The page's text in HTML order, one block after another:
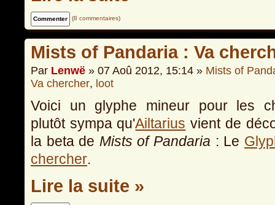
(8 commentaires)
Mists of Pandaria : Va
Par Lenwë » 07 Aoû 2012, 15:14 » Mists of
Va chercher, loot
Voici un glyphe mineur pour les
plutôt sympa qu'Ailtarius vient de
la beta de Mists of Pandaria : Le
chercher.
Lire la suite »